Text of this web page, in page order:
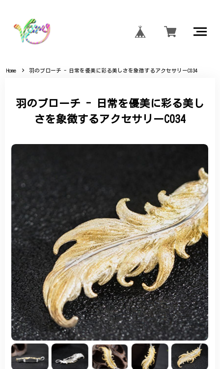
Home 羽のブローチ - 日常を優美に彩る美しさを象徴するアクセサリーC034
羽のブローチ - 日常を優美に彩る美し
さを象徴するアクセサリーC034